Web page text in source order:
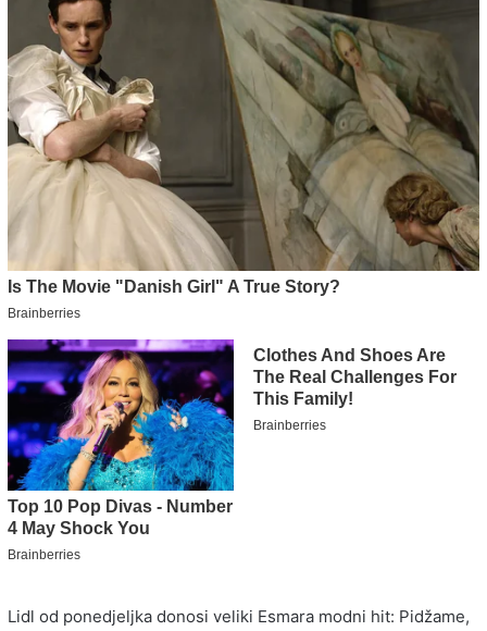
Lidl od ponedjeljka donosi veliki Esmara modni hit: Pidžame,